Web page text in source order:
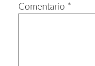
Comentario *